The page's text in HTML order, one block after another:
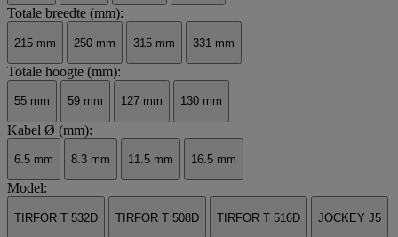
Totale breedte (mm):
215 mm 250 mm 315 mm 331 mm
Totale hoogte (mm):
55 mm 59 mm 127 mm 130 mm
Kabel Ø (mm):
6.5 mm 8.3 mm 11.5 mm 16.5 mm
Model:
TIRFOR T 532D TIRFOR T 508D TIRFOR T 516D JOCKEY J5